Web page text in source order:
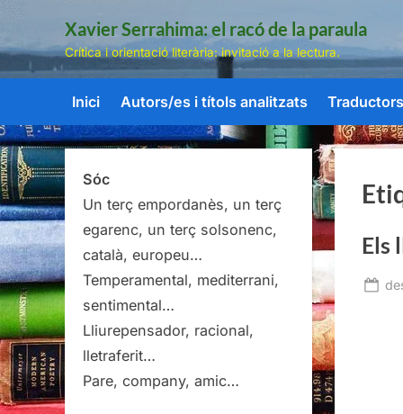
Skip
content
Xavier Serrahima: el racó de la paraula
Crítica i orientació literària: invitació a la lectura.
Inici Autors/es i títols analitzats
Els
Sóc
Un terç empordanès, un terç
egarenc, un terç solsonenc,
català, europeu…
Temperamental, mediterrani,
sentimental…
Lliurepensador, racional,
lletraferit…
Pare, company, amic…